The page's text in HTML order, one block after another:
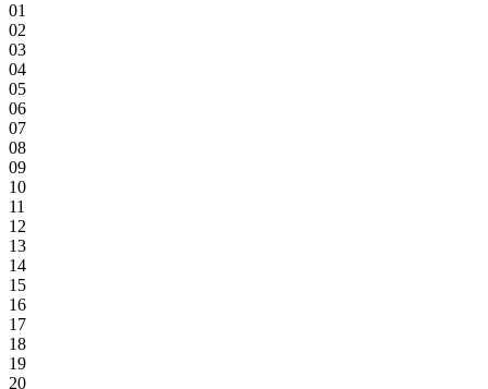
01
02
03
04
05
06
07
08
09
10
11
12
13
14
15
16
17
18
19
20